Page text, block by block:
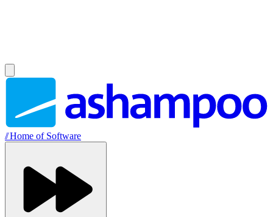
//Home of Software